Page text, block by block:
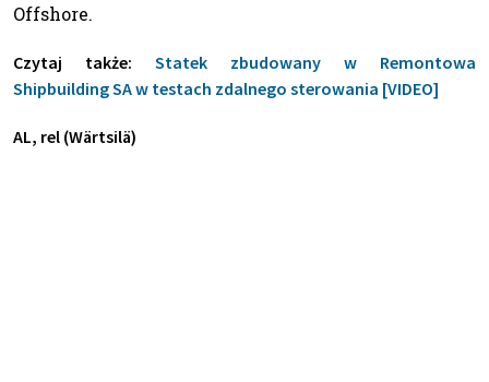
Offshore.
Czytaj także: Statek zbudowany w Remontowa
Shipbuilding SA w testach zdalnego sterowania [VIDEO]
AL, rel (Wärtsilä)